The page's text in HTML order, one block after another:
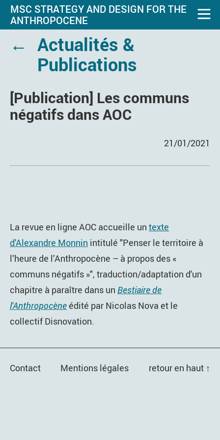
MSC STRATEGY AND DESIGN FOR THE
ANTHROPOCENE
← Actualités &
Publications
[Publication] Les communs
négatifs dans AOC
21/01/2021
La revue en ligne AOC accueille un texte
d'Alexandre Monnin intitulé "Penser le territoire à
l’heure de l’Anthropocène – à propos des «
communs négatifs »", traduction/adaptation d'un
chapitre à paraître dans un Bestiaire de
l'Anthropocène édité par Nicolas Nova et le
collectif Disnovation.
Contact Mentions légales retour en haut ↑